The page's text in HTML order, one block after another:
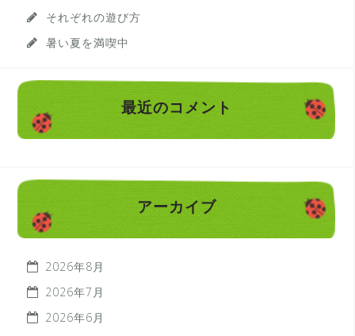
それぞれの遊び方
暑い夏を満喫中
最近のコメント
アーカイブ
2026年8月
2026年7月
2026年6月